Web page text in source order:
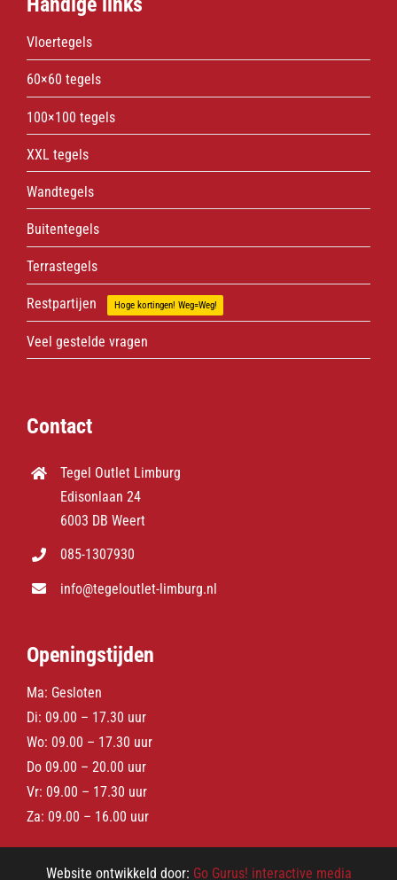
Vloertegels
60×60 tegels
100×100 tegels
XXL tegels
Wandtegels
Buitentegels
Terrastegels
Restpartijen Hoge kortingen! Weg=Weg!
Veel gestelde vragen
Contact
Tegel Outlet Limburg
Edisonlaan 24
6003 DB Weert
085-1307930
info@tegeloutlet-limburg.nl
Openingstijden
Ma: Gesloten
Di: 09.00 – 17.30 uur
Wo: 09.00 – 17.30 uur
Do 09.00 – 20.00 uur
Vr: 09.00 – 17.30 uur
Za: 09.00 – 16.00 uur
Website ontwikkeld door: Go Gurus! interactive media